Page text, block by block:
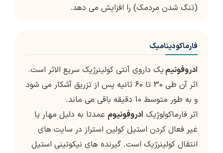
(تنگ شدن مردمک) را افزایش می دهد.
فارماکودینامیک
ادروفونیم یک داروی آنتی کولینرژیک سریع الاثر است.
اثر آن طی 30 تا 60 ثانیه پس از تزریق آشکار می شود
و به طور متوسط 10 دقیقه باقی می ماند.
اثر فارماکولوژیک ادروفونیوم عمدتا به دلیل مهار یا
غیر فعال کردن استیل کولین استراز در سایت های
انتقال کولینرژیک است. گیرنده های نیکوتینی استیل